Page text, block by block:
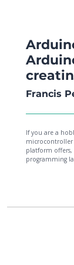
Francis
If you are a
platform
programming